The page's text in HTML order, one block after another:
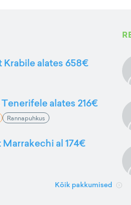
alates 658€
alates 216€
Rannapuhkus
al 174€
Kõik pakkumised